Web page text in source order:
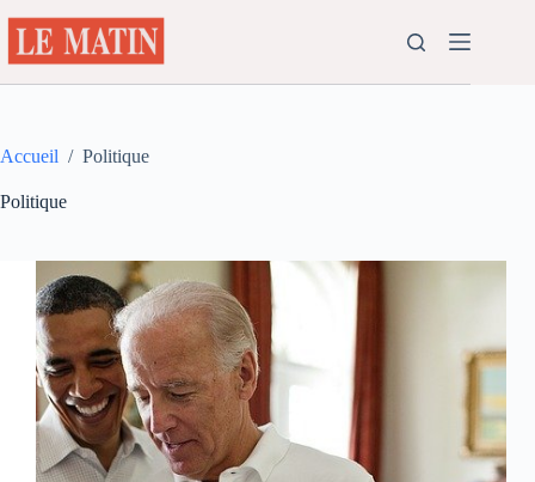
au
contenu
Accueil / Politique
Politique